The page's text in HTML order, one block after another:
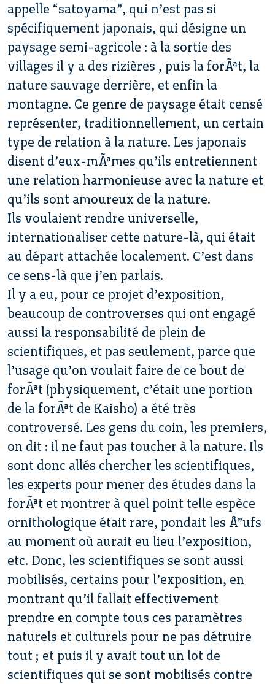
appelle “satoyama”, qui n’est pas si
spécifiquement japonais, qui désigne un
paysage semi-agricole : à la sortie des
villages il y a des rizières , puis la forÃªt, la
nature sauvage derrière, et enfin la
montagne. Ce genre de paysage était censé
représenter, traditionnellement, un certain
type de relation à la nature. Les japonais
disent d’eux-mÃªmes qu’ils entretiennent
une relation harmonieuse avec la nature et
qu’ils sont amoureux de la nature.
Ils voulaient rendre universelle,
internationaliser cette nature-là, qui était
au départ attachée localement. C’est dans
ce sens-là que j’en parlais.
Il y a eu, pour ce projet d’exposition,
beaucoup de controverses qui ont engagé
aussi la responsabilité de plein de
scientifiques, et pas seulement, parce que
l’usage qu’on voulait faire de ce bout de
forÃªt (physiquement, c’était une portion
de la forÃªt de Kaisho) a été très
controversé. Les gens du coin, les premiers,
on dit : il ne faut pas toucher à la nature. Ils
sont donc allés chercher les scientifiques,
les experts pour mener des études dans la
forÃªt et montrer à quel point telle espèce
ornithologique était rare, pondait les Å”ufs
au moment où aurait eu lieu l’exposition,
etc. Donc, les scientifiques se sont aussi
mobilisés, certains pour l’exposition, en
montrant qu’il fallait effectivement
prendre en compte tous ces paramètres
naturels et culturels pour ne pas détruire
tout ; et puis il y avait tout un lot de
scientifiques qui se sont mobilisés contre